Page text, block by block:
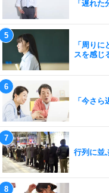
「遅れ
「周り
スを感じ
「今さ
行列に並